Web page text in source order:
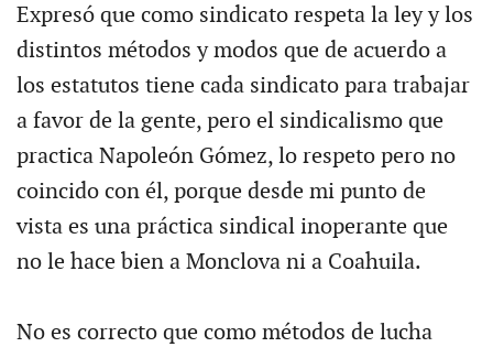
Expresó que como sindicato respeta la ley y los
distintos métodos y modos que de acuerdo a
los estatutos tiene cada sindicato para trabajar
a favor de la gente, pero el sindicalismo que
practica Napoleón Gómez, lo respeto pero no
coincido con él, porque desde mi punto de
vista es una práctica sindical inoperante que
no le hace bien a Monclova ni a Coahuila.
No es correcto que como métodos de lucha